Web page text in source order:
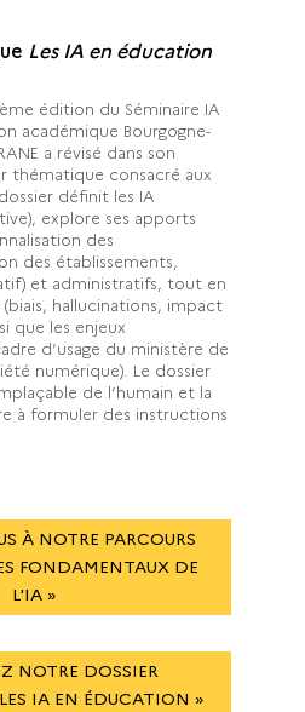
Les IA en éducation
édition du Séminaire IA
académique Bourgogne-
a révisé dans son
thématique consacré aux
définit les IA
explore ses apports
des
des établissements,
et administratifs, tout en
hallucinations, impact
que les enjeux
d’usage du ministère de
numérique). Le dossier
de l’humain et la
à formuler des instructions
À NOTRE PARCOURS
FONDAMENTAUX DE
L'IA »
NOTRE DOSSIER
IA EN ÉDUCATION »